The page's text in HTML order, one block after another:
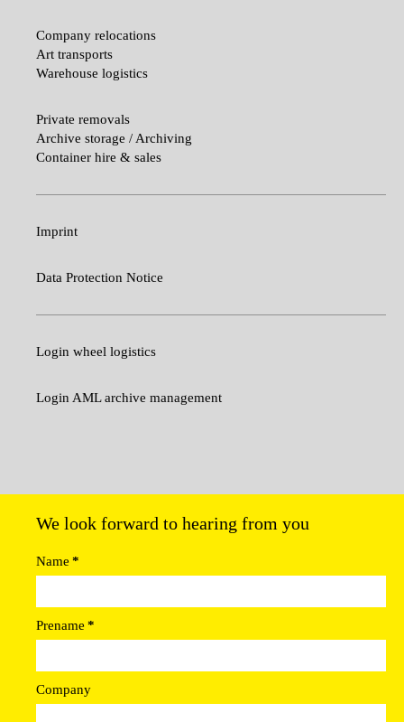
Company relocations
Art transports
Warehouse logistics
Private removals
Archive storage / Archiving
Container hire & sales
Imprint
Data Protection Notice
Login wheel logistics
Login AML archive management
We look forward to hearing from you
Name *
Prename *
Company